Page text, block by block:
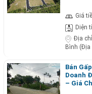
Giá
Diện
Địa
Bình (Địa
Bán
Doanh
– Giá